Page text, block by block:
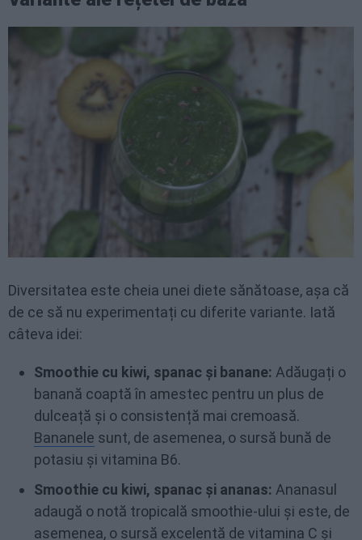
Diversitatea este cheia unei diete sănătoase, așa că
de ce să nu experimentați cu diferite variante. Iată
câteva idei:
Smoothie cu kiwi, spanac și banane: Adăugați o
banană coaptă în amestec pentru un plus de
dulceață și o consistență mai cremoasă.
Bananele sunt, de asemenea, o sursă bună de
potasiu și vitamina B6.
Smoothie cu kiwi, spanac și ananas: Ananasul
adaugă o notă tropicală smoothie-ului și este, de
asemenea, o sursă excelentă de vitamina C și